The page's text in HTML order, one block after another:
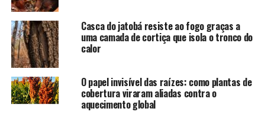
Casca do jatobá resiste ao fogo graças a
uma camada de cortiça que isola o tronco do
calor
O papel invisível das raízes: como plantas de
cobertura viraram aliadas contra o
aquecimento global